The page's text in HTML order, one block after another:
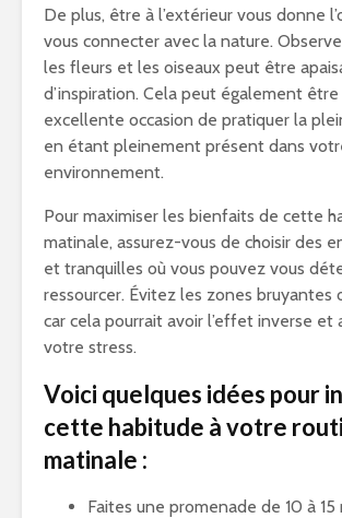
De plus, être à l’extérieur vous donne
vous connecter avec la nature.
les fleurs et les oiseaux peut être
d’inspiration. Cela peut également être
excellente occasion de pratiquer la
en étant pleinement présent dans
environnement.
Pour maximiser les bienfaits de cette
matinale, assurez-vous de choisir des
et tranquilles où vous pouvez vous
ressourcer. Évitez les zones bruyantes
car cela pourrait avoir l’effet inverse et
votre stress.
Voici quelques idées pour
cette habitude à votre
matinale :
Faites une promenade de 10 à